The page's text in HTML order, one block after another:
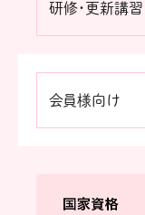
研修・更新講習
会員様向け